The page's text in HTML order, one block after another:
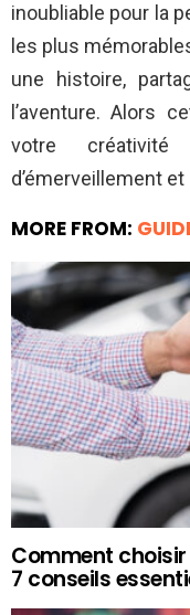
inoubliable pour la
les plus
une histoire,
l’aventure. Alors
votre
d’émerveillement et
MORE FROM:
Comment choisir
7 conseils